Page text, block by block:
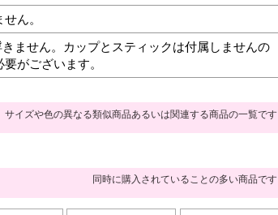
ん。
ません。カップとスティックは付属しませんの
がございます。
サイズや色の異なる類似商品あるいは関連する商品の一覧です
同時に購入されていることの多い商品です